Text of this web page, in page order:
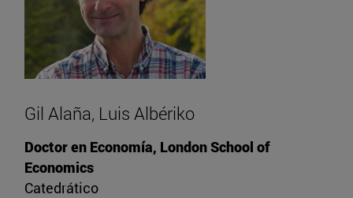
Gil Alaña, Luis Albériko
Doctor en Economía, London School of
Economics
Catedrático